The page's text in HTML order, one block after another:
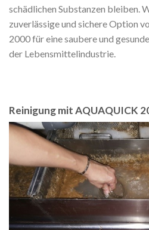
schädlichen Substanzen bleiben.
zuverlässige und sichere Option
2000 für eine saubere und
der Lebensmittelindustrie.
Reinigung mit AQUAQUICK